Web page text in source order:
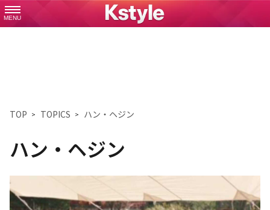
MENU
TOP TOPICS ハン・ヘジン
ハン・ヘジン